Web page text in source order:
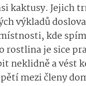
kaktusy. Jejich
výkladů
kde
rostlina je sice
neklidně a vést
mezi členy